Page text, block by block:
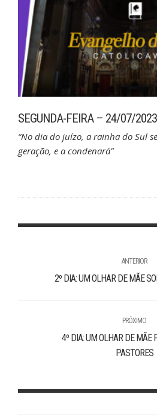
SEGUNDA-FEIRA – 24/07/2023
“No dia do juízo, a rainha do Sul
geração, e a condenará”
ANTERIOR
2º DIA: UM OLHAR DE MÃE
PRÓXIMO
4º DIA: UM OLHAR DE MÃE
PASTORES